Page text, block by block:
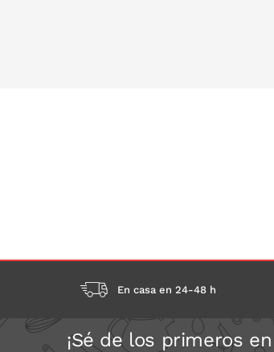
En casa en 24-48 h
¡Sé de los primeros